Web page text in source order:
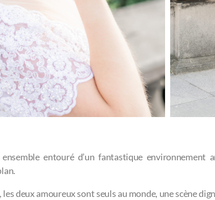
entouré d’un fantastique environnement
deux amoureux sont seuls au monde, une scène